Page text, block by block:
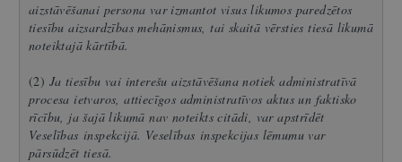
aizstāvēšanai persona var izmantot visus likumos paredzētos
tiesību aizsardzības mehānismus, tai skaitā vērsties tiesā likumā
noteiktajā kārtībā.
(2) Ja tiesību vai interešu aizstāvēšana notiek administratīvā
procesa ietvaros, attiecīgos administratīvos aktus un faktisko
rīcību, ja šajā likumā nav noteikts citādi, var apstrīdēt
Veselības inspekcijā. Veselības inspekcijas lēmumu var
pārsūdzēt tiesā.